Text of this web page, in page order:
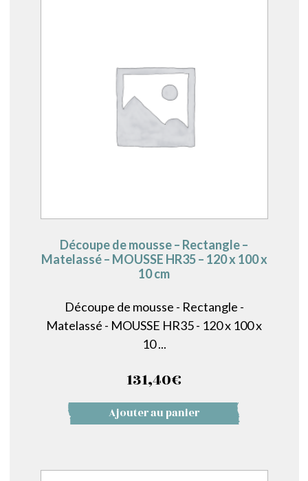
Découpe de mousse – Rectangle –
Matelassé – MOUSSE HR35 – 120 x 100 x
10 cm
Découpe de mousse - Rectangle -
Matelassé - MOUSSE HR35 - 120 x 100 x
10 ...
131,40€
Ajouter au panier